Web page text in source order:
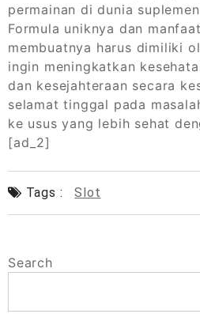
permainan di dunia
Formula uniknya dan
membuatnya harus dimiliki
ingin meningkatkan
dan kesejahteraan secara
selamat tinggal pada
ke usus yang lebih sehat
[ad_2]
Tags : Slot
Search